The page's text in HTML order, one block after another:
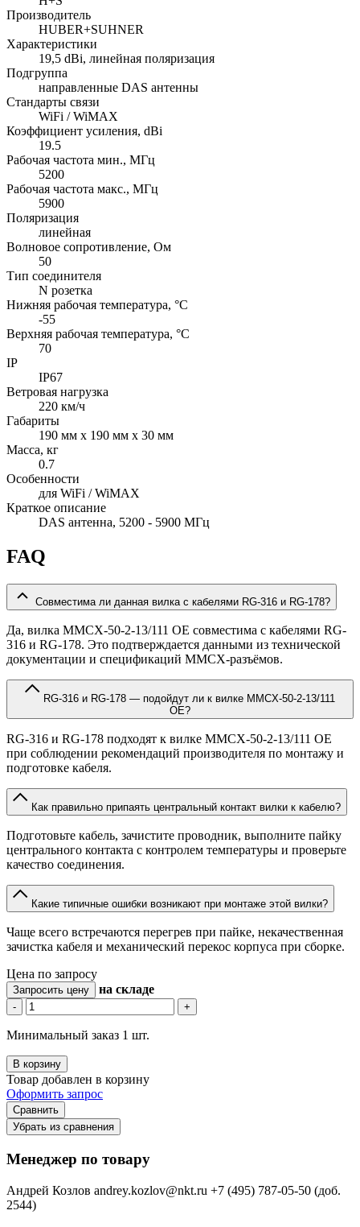
Производитель
HUBER+SUHNER
Характеристики
19,5 dBi, линейная поляризация
Подгруппа
направленные DAS антенны
Стандарты связи
WiFi / WiMAX
Коэффициент усиления, dBi
19.5
Рабочая частота мин., МГц
5200
Рабочая частота макс., МГц
5900
Поляризация
линейная
Волновое сопротивление, Ом
50
Тип соединителя
N розетка
Нижняя рабочая температура, °C
-55
Верхняя рабочая температура, °C
70
IP
IP67
Ветровая нагрузка
220 км/ч
Габариты
190 мм x 190 мм x 30 мм
Масса, кг
0.7
Особенности
для WiFi / WiMAX
Краткое описание
DAS антенна, 5200 - 5900 МГц
FAQ
Совместима ли данная вилка с кабелями RG-316 и RG-178?
Да, вилка MMCX-50-2-13/111 OE совместима с кабелями RG-
316 и RG-178. Это подтверждается данными из технической
документации и спецификаций MMCX-разъёмов.
OE?
RG-316 и RG-178 подходят к вилке MMCX-50-2-13/111 OE
при соблюдении рекомендаций производителя по монтажу и
подготовке кабеля.
Как правильно припаять центральный контакт вилки к кабелю?
Подготовьте кабель, зачистите проводник, выполните пайку
центрального контакта с контролем температуры и проверьте
качество соединения.
Какие типичные ошибки возникают при монтаже этой вилки?
Чаще всего встречаются перегрев при пайке, некачественная
зачистка кабеля и механический перекос корпуса при сборке.
Цена по запросу
Запросить цену на складе
- +
Минимальный заказ 1 шт.
В корзину
Товар добавлен в корзину
Оформить запрос
Сравнить
Убрать из сравнения
Менеджер по товару
Андрей Козлов andrey.kozlov@nkt.ru +7 (495) 787-05-50 (доб.
2544)